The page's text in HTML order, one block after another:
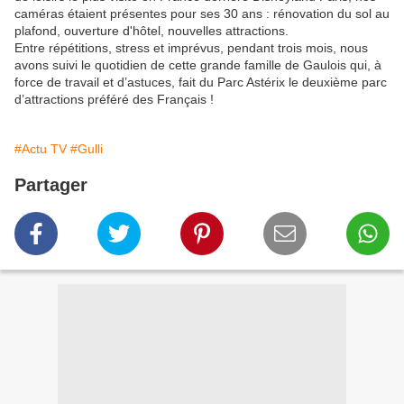
caméras étaient présentes pour ses 30 ans : rénovation du sol au
plafond, ouverture d'hôtel, nouvelles attractions.
Entre répétitions, stress et imprévus, pendant trois mois, nous
avons suivi le quotidien de cette grande famille de Gaulois qui, à
force de travail et d’astuces, fait du Parc Astérix le deuxième parc
d’attractions préféré des Français !
#Actu TV #Gulli
Partager